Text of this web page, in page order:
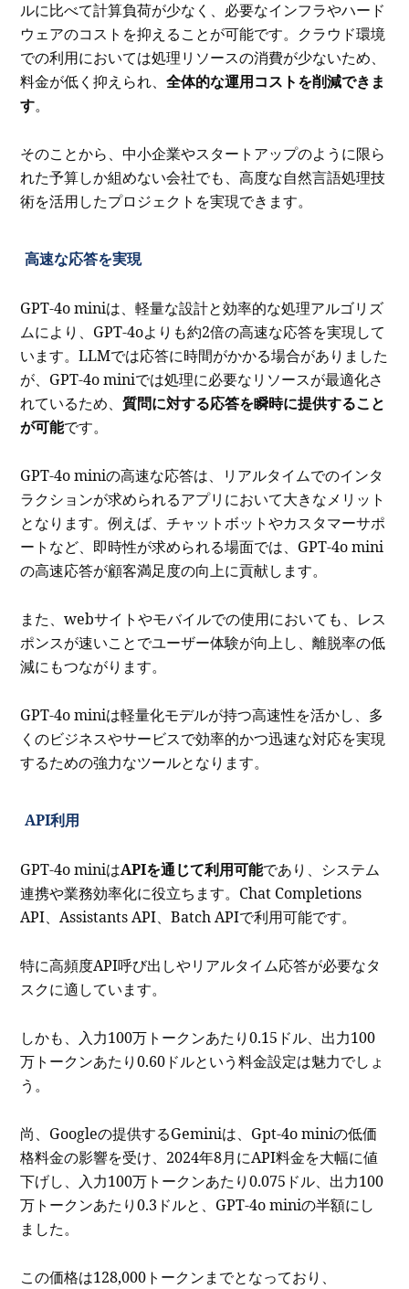
ルに比べて計算負荷が少なく、必要なインフラやハード
ウェアのコストを抑えることが可能です。クラウド環境
での利用においては処理リソースの消費が少ないため、
料金が低く抑えられ、全体的な運用コストを削減できま
す。
そのことから、中小企業やスタートアップのように限ら
れた予算しか組めない会社でも、高度な自然言語処理技
術を活用したプロジェクトを実現できます。
高速な応答を実現
GPT-4o miniは、軽量な設計と効率的な処理アルゴリズ
ムにより、GPT-4oよりも約2倍の高速な応答を実現して
います。LLMでは応答に時間がかかる場合がありました
が、GPT-4o miniでは処理に必要なリソースが最適化さ
れているため、質問に対する応答を瞬時に提供すること
が可能です。
GPT-4o miniの高速な応答は、リアルタイムでのインタ
ラクションが求められるアプリにおいて大きなメリット
となります。例えば、チャットボットやカスタマーサポ
ートなど、即時性が求められる場面では、GPT-4o mini
の高速応答が顧客満足度の向上に貢献します。
また、webサイトやモバイルでの使用においても、レス
ポンスが速いことでユーザー体験が向上し、離脱率の低
減にもつながります。
GPT-4o miniは軽量化モデルが持つ高速性を活かし、多
くのビジネスやサービスで効率的かつ迅速な対応を実現
するための強力なツールとなります。
API利用
GPT-4o miniはAPIを通じて利用可能であり、システム
連携や業務効率化に役立ちます。Chat Completions
API、Assistants API、Batch APIで利用可能です。
特に高頻度API呼び出しやリアルタイム応答が必要なタ
スクに適しています。
しかも、入力100万トークンあたり0.15ドル、出力100
万トークンあたり0.60ドルという料金設定は魅力でしょ
う。
尚、Googleの提供するGeminiは、Gpt-4o miniの低価
格料金の影響を受け、2024年8月にAPI料金を大幅に値
下げし、入力100万トークンあたり0.075ドル、出力100
万トークンあたり0.3ドルと、GPT-4o miniの半額にし
ました。
この価格は128,000トークンまでとなっており、